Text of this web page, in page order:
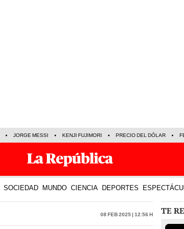
JORGE MESSI KENJI FUJIMORI PRECIO DEL DÓLAR
SOCIEDAD MUNDO CIENCIA DEPORTES
08 Feb 2025 | 12:56 h TE